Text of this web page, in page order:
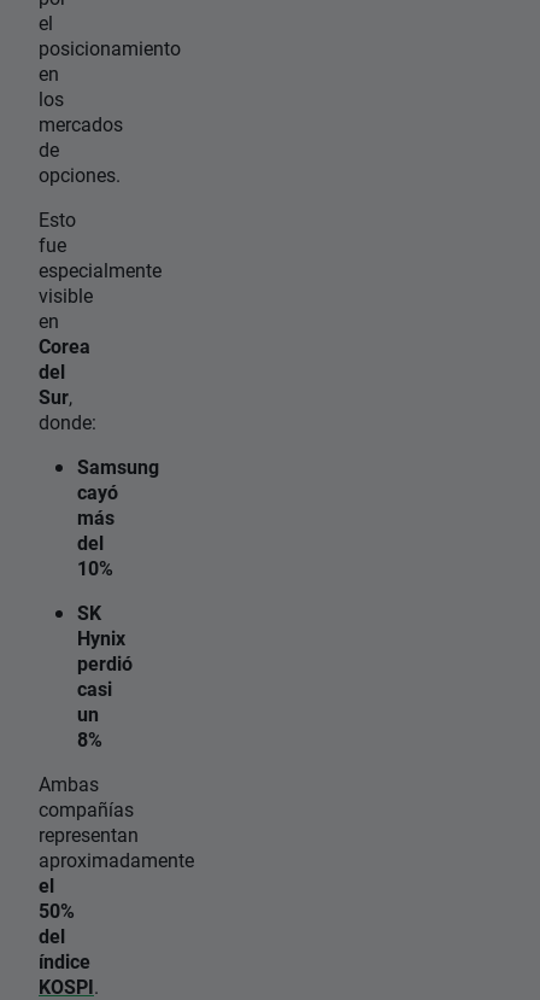
el
posicionamiento
en
los
mercados
de
opciones.
Esto
fue
especialmente
visible
en
Corea
del
Sur,
donde:
Samsung
cayó
más
del
10%
SK
Hynix
perdió
casi
un
8%
Ambas
compañías
representan
aproximadamente
el
50%
del
índice
KOSPI.